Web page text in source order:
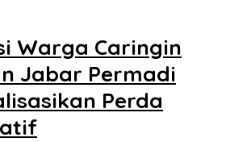
Warga Caringin
Jabar Permadi
Perda